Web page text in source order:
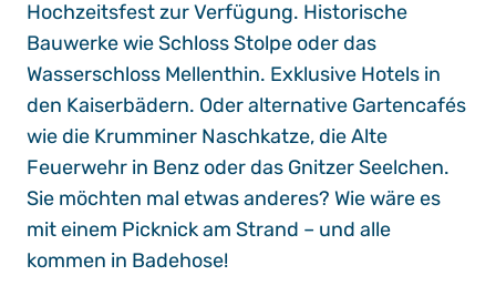
Hochzeitsfest zur Verfügung. Historische
Bauwerke wieSchloss Stolpe oder das
Wasserschloss Mellenthin. Exklusive Hotels in
den Kaiserbädern. Oder alternative Gartencafés
wie die Krumminer Naschkatze, dieAlte
Feuerwehr in Benz oder das Gnitzer Seelchen.
Sie möchten mal etwas anderes? Wie wäre es
mit einem Picknick am Strand – und alle
kommen in Badehose!